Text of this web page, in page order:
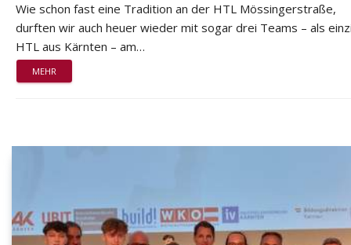
Wie schon fast eine Tradition an der HTL Mössingerstraße,
durften wir auch heuer wieder mit sogar drei Teams – als
HTL aus Kärnten – am…
MEHR